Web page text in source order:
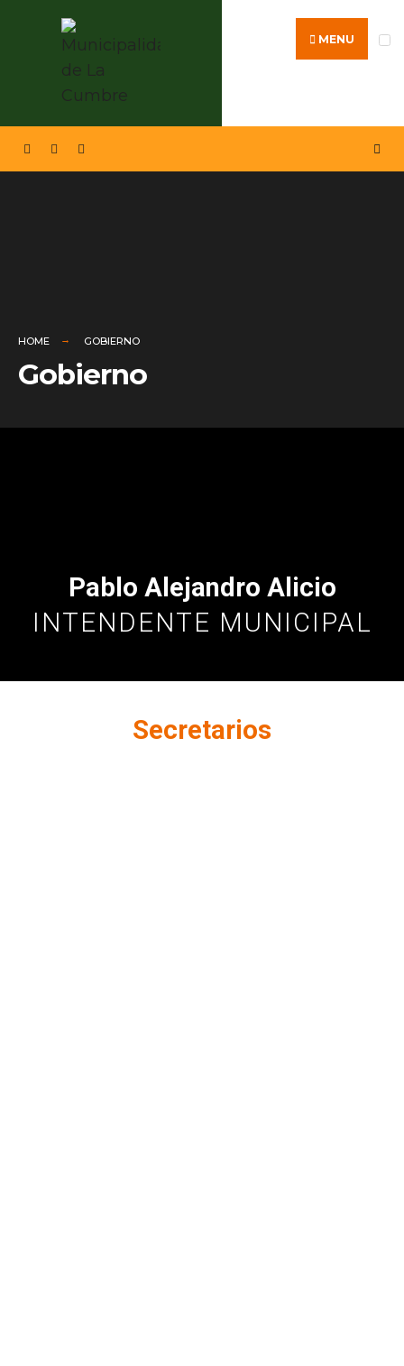
MENU
HOME GOBIERNO
Gobierno
Pablo Alejandro Alicio
INTENDENTE MUNICIPAL
Secretarios